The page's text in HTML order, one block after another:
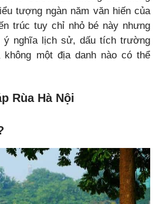
tượng ngàn năm văn hiến của
trúc tuy chỉ nhỏ bé này nhưng
ý nghĩa lịch sử, dấu tích trường
một địa danh nào có thể
Rùa Hà Nội